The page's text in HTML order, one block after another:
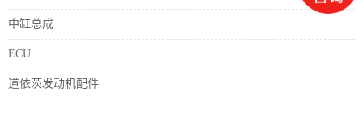
中缸总成
ECU
道依茨发动机配件